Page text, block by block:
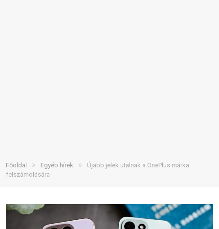
Főoldal » Egyéb hírek »
Újabb jelek utalnak a OnePlus márka
felszámolására